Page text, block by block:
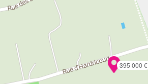
395 000 €